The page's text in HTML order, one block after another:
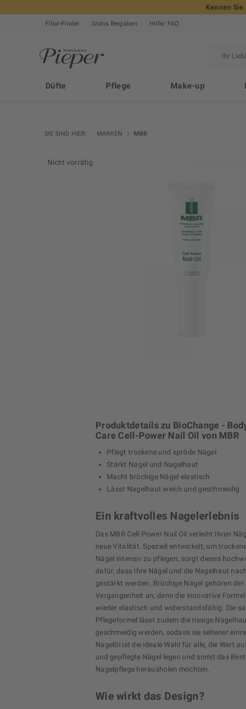
Kennen
Filial-Finder Gratis Beigaben Hilfe/ FAQ
Düfte Pflege Make-up
SIE SIND HIER: MARKEN MBR
Nicht vorrätig
Produktdetails zu BioChange -
Care Cell-Power Nail Oil von MBR
Pflegt trockene und spröde Nägel
Stärkt Nagel und Nagelhaut
Macht brüchige Nägel elastisch
Lässt Nagelhaut weich und geschmeidig
Ein kraftvolles Nagelerlebnis
Das MBR Cell-Power Nail Oil verleiht Ihren
neue Vitalität. Speziell entwickelt, um
Nägel intensiv zu pflegen, sorgt dieses
dafür, dass Ihre Nägel und die Nagelhaut
gestärkt werden. Brüchige Nägel gehören der
Vergangenheit an, denn die innovative
wieder elastisch und widerstandsfähig. Die
Pflegeformel lässt zudem die rissige
geschmeidig werden, sodass sie seltener
Nagelöl ist die ideale Wahl für alle, die Wert
und gepflegte Nägel legen und somit das
Nagelpflege herausholen möchten.
Wie wirkt das Design?